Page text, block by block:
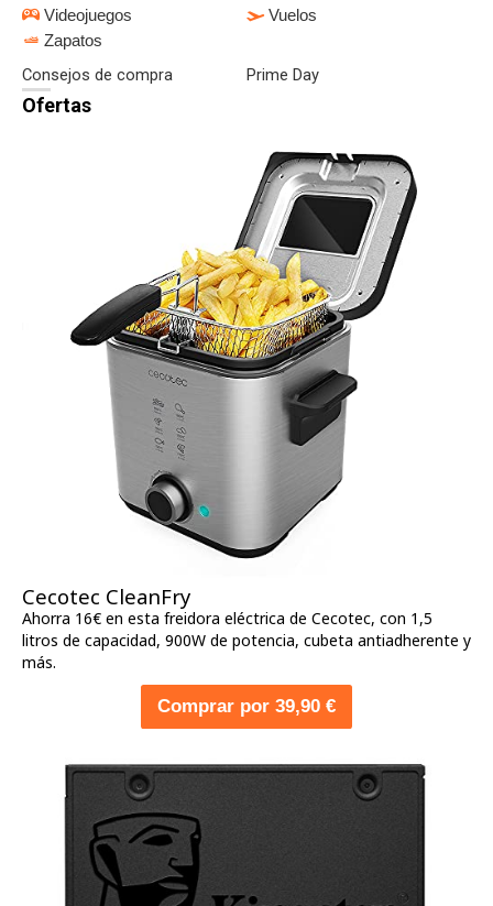
Videojuegos
Vuelos
Zapatos
Consejos de compra Prime Day
Ofertas
Cecotec CleanFry
Ahorra 16€ en esta freidora eléctrica de Cecotec, con 1,5
litros de capacidad, 900W de potencia, cubeta antiadherente y
más.
Comprar por 39,90 €